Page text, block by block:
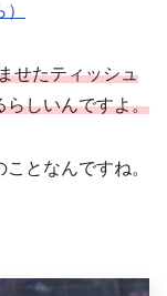
せたティッシュ
らしいんですよ。
となんですね。